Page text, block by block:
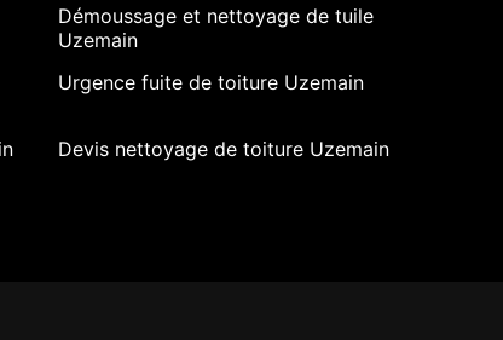
Démoussage et nettoyage de tuile
Uzemain
Urgence fuite de toiture Uzemain
Devis nettoyage de toiture Uzemain